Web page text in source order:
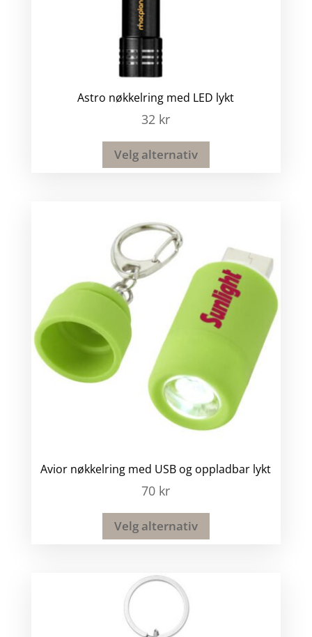
Astro nøkkelring med LED lykt
32 kr
Velg alternativ
Avior nøkkelring med USB og oppladbar lykt
70 kr
Velg alternativ